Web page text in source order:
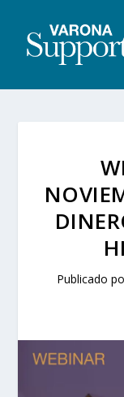
Publicado